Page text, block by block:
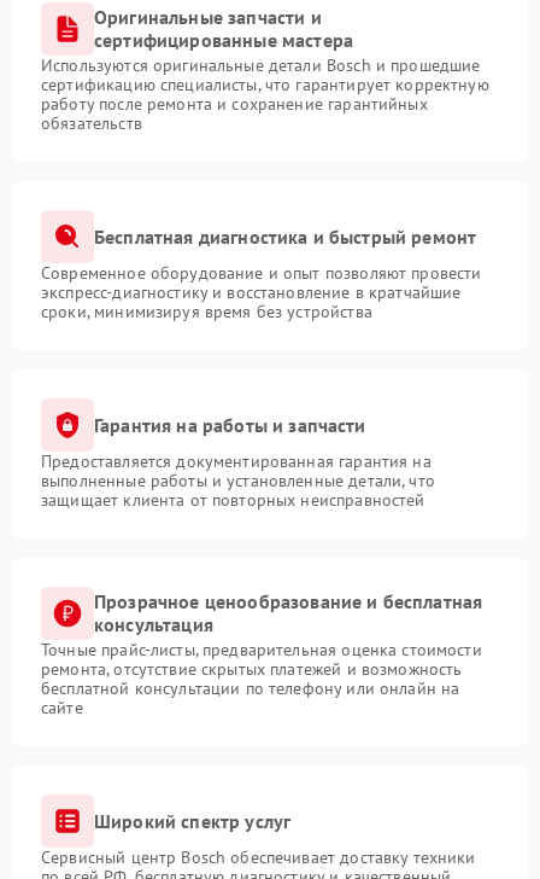
Оригинальные запчасти и
сертифицированные мастера
Используются оригинальные детали Bosch и прошедшие
сертификацию специалисты, что гарантирует корректную
работу после ремонта и сохранение гарантийных
обязательств
Бесплатная диагностика и быстрый ремонт
Современное оборудование и опыт позволяют провести
экспресс-диагностику и восстановление в кратчайшие
сроки, минимизируя время без устройства
Гарантия на работы и запчасти
Предоставляется документированная гарантия на
выполненные работы и установленные детали, что
защищает клиента от повторных неисправностей
Прозрачное ценообразование и бесплатная
консультация
Точные прайс-листы, предварительная оценка стоимости
ремонта, отсутствие скрытых платежей и возможность
бесплатной консультации по телефону или онлайн на
сайте
Широкий спектр услуг
Сервисный центр Bosch обеспечивает доставку техники